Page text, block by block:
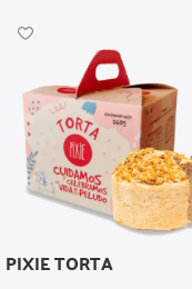
PIXIE TORTA